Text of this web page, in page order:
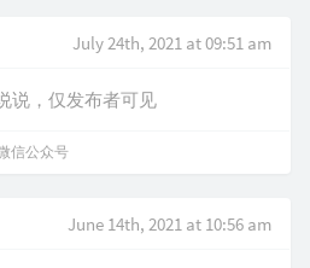
July 24th, 2021 at 09:51 am
说，仅发布者可见
信公众号
June 14th, 2021 at 10:56 am